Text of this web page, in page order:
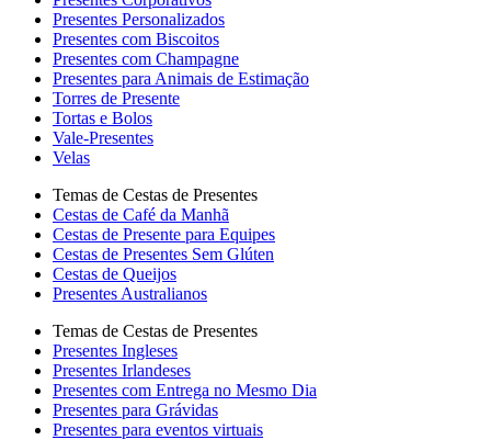
Presentes Personalizados
Presentes com Biscoitos
Presentes com Champagne
Presentes para Animais de Estimação
Torres de Presente
Tortas e Bolos
Vale-Presentes
Velas
Temas de Cestas de Presentes
Cestas de Café da Manhã
Cestas de Presente para Equipes
Cestas de Presentes Sem Glúten
Cestas de Queijos
Presentes Australianos
Temas de Cestas de Presentes
Presentes Ingleses
Presentes Irlandeses
Presentes com Entrega no Mesmo Dia
Presentes para Grávidas
Presentes para eventos virtuais